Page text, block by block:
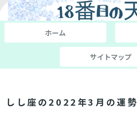
ホーム
サイトマップ
しし座の2022年3月の運勢